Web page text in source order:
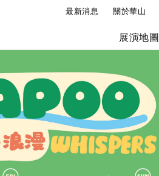
最新消息 關於華山
展演地圖